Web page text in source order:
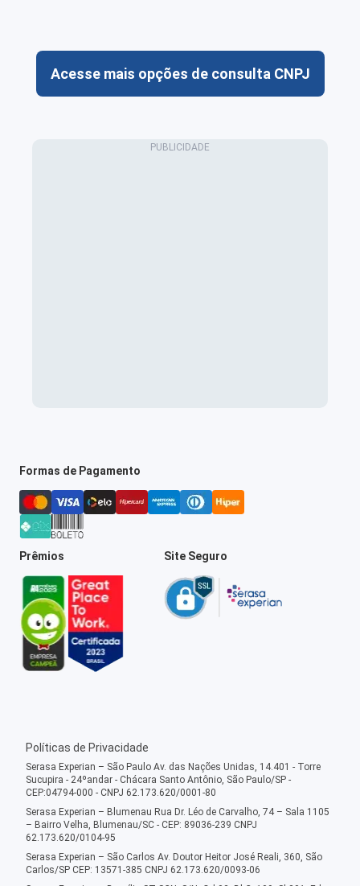
Acesse mais opções de consulta CNPJ
Formas de Pagamento
Prêmios Site Seguro
Políticas de Privacidade
Serasa Experian – São Paulo Av. das Nações Unidas, 14.401 - Torre
Sucupira - 24ºandar - Chácara Santo Antônio, São Paulo/SP -
CEP:04794-000 - CNPJ 62.173.620/0001-80
Serasa Experian – Blumenau Rua Dr. Léo de Carvalho, 74 – Sala 1105
– Bairro Velha, Blumenau/SC - CEP: 89036-239 CNPJ
62.173.620/0104-95
Serasa Experian – São Carlos Av. Doutor Heitor José Reali, 360, São
Carlos/SP CEP: 13571-385 CNPJ 62.173.620/0093-06